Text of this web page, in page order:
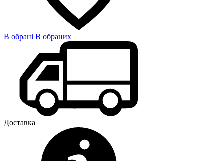
В обрані В обраних
Доставка